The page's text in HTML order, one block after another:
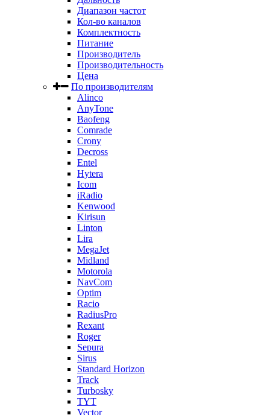
Диапазон частот
Кол-во каналов
Комплектность
Питание
Производитель
Производительность
Цена
По производителям
Alinco
AnyTone
Baofeng
Comrade
Crony
Decross
Entel
Hytera
Icom
iRadio
Kenwood
Kirisun
Linton
Lira
MegaJet
Midland
Motorola
NavCom
Optim
Racio
RadiusPro
Rexant
Roger
Sepura
Sirus
Standard Horizon
Track
Turbosky
TYT
Vector